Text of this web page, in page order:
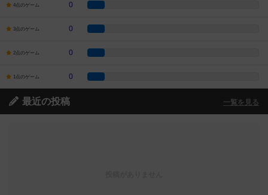
4点のゲーム 0
3点のゲーム 0
2点のゲーム 0
1点のゲーム 0
最近の投稿 一覧を見る